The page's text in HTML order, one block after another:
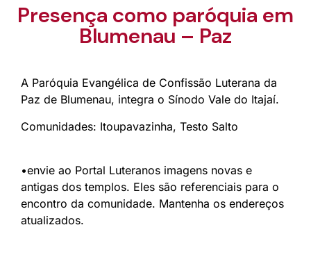
Presença como paróquia em
Blumenau – Paz
A Paróquia Evangélica de Confissão Luterana da
Paz de Blumenau, integra o Sínodo Vale do Itajaí.
Comunidades: Itoupavazinha, Testo Salto
•envie ao Portal Luteranos imagens novas e
antigas dos templos. Eles são referenciais para o
encontro da comunidade. Mantenha os endereços
atualizados.